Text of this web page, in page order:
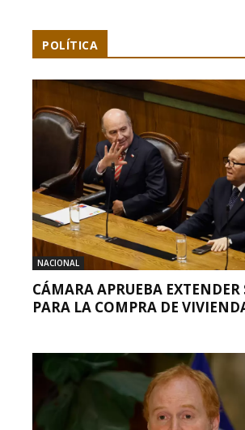
POLÍTICA
NACIONAL
CÁMARA APRUEBA EXTENDER
PARA LA COMPRA DE